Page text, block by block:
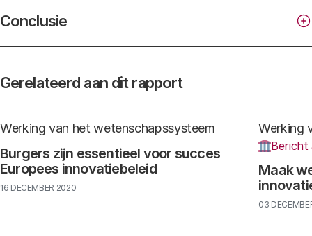
Conclusie
Gerelateerd aan dit rapport
Burgers zijn essentieel voor succes
Europees innovatiebeleid
Werking van het wetenschapssysteem
16 DECEMBER 2020
Maak
Werking
Bericht
03